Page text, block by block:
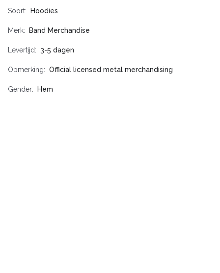
Soort Hoodies
Merk Band Merchandise
Levertijd 3-5 dagen
Opmerking Official licensed metal merchandising
Gender Hem